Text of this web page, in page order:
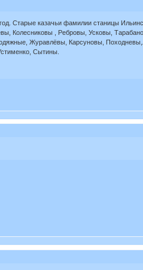
Старые казачьи фамилии станицы
Колесниковы , Ребровы, Усковы,
Журавлёвы, Карсуновы,
Сытины.